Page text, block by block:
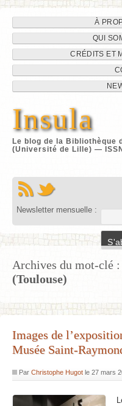
Navigation
du
site
au
contenu
À
QUI
CRÉDITS ET
Insula
Le blog de la Bibliothèque
(Université de Lille) —
Newsletter mensuelle :
Archives du mot-clé :
(Toulouse)
Images de
Musée Saint-
Par Christophe Hugotle 27 mars